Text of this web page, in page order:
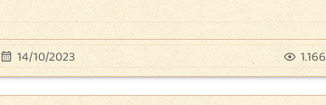
14/10/2023 1.166